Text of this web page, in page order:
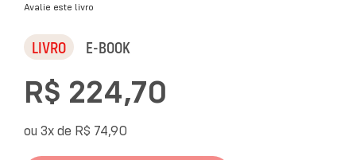
Avalie este livro
LIVRO E-BOOK
R$ 224,70
ou 3x de R$ 74,90